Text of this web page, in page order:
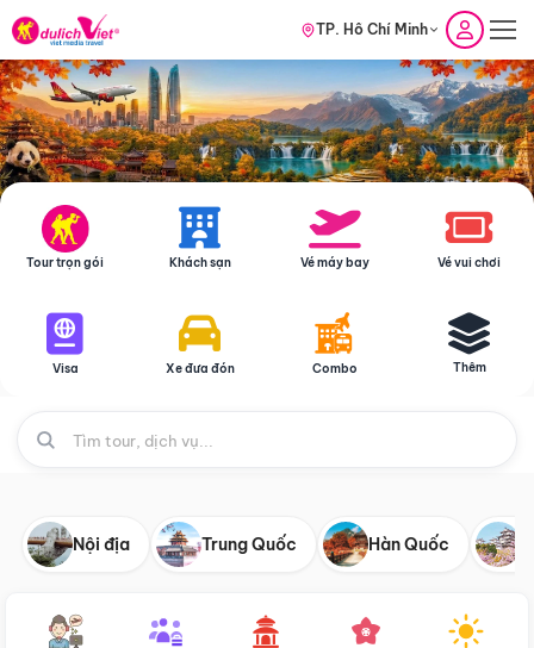
TP. Hồ Chí Minh
Tour trọn gói Khách sạn Vé máy bay Vé vui chơi
Visa Xe đưa đón Combo Thêm
Nội địa Trung Quốc Hàn Quốc